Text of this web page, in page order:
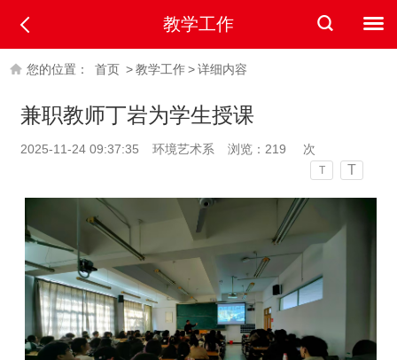
教学工作
您的位置： 首页 >教学工作>详细内容
兼职教师丁岩为学生授课
2025-11-24 09:37:35 环境艺术系 浏览： 219 次
T T